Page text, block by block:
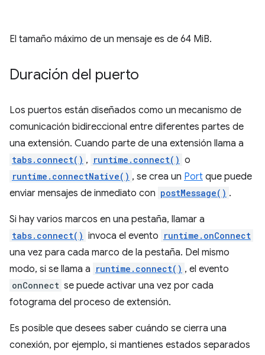
El tamaño máximo de un mensaje es de 64 MiB.
Duración del puerto
Los puertos están diseñados como un mecanismo de
comunicación bidireccional entre diferentes partes de
una extensión. Cuando parte de una extensión llama a
tabs.connect() , runtime.connect() o
runtime.connectNative() , se crea un Port que puede
enviar mensajes de inmediato con postMessage() .
Si hay varios marcos en una pestaña, llamar a
tabs.connect() invoca el evento runtime.onConnect
una vez para cada marco de la pestaña. Del mismo
modo, si se llama a runtime.connect() , el evento
onConnect se puede activar una vez por cada
fotograma del proceso de extensión.
Es posible que desees saber cuándo se cierra una
conexión, por ejemplo, si mantienes estados separados